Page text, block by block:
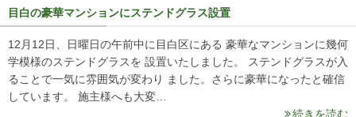
目白の豪華マンションにステンドグラス設置
12月12日、日曜日の午前中に目白区にある 豪華なマンションに幾何
学模様のステンドグラスを 設置いたしました。 ステンドグラスが入
ることで一気に雰囲気が変わり ました。さらに豪華になったと確信
しています。 施主様へも大変…
続きを読む